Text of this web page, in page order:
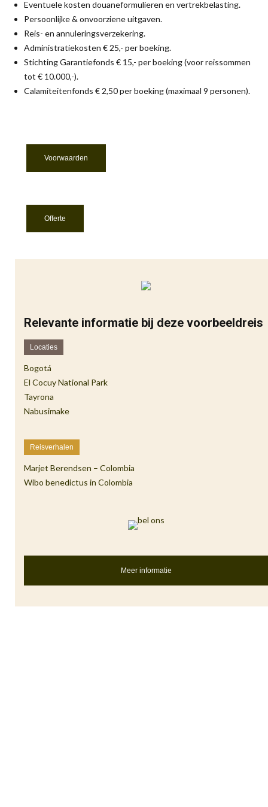
Eventuele kosten douaneformulieren en vertrekbelasting.
Persoonlijke & onvoorziene uitgaven.
Reis- en annuleringsverzekering.
Administratiekosten € 25,- per boeking.
Stichting Garantiefonds € 15,- per boeking (voor reissommen
tot € 10.000,-).
Calamiteitenfonds € 2,50 per boeking (maximaal 9 personen).
Voorwaarden
Offerte
Relevante informatie bij deze voorbeeldreis
Locaties
Bogotá
El Cocuy National Park
Tayrona
Nabusimake
Reisverhalen
Marjet Berendsen – Colombia
Wibo benedictus in Colombia
Meer informatie